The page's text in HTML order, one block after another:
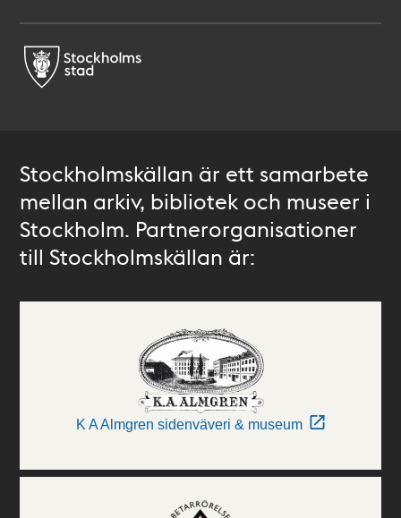
Stockholmskällan är ett samarbete
mellan arkiv, bibliotek och museer i
Stockholm. Partnerorganisationer
till Stockholmskällan är:
K A Almgren sidenväveri & museum